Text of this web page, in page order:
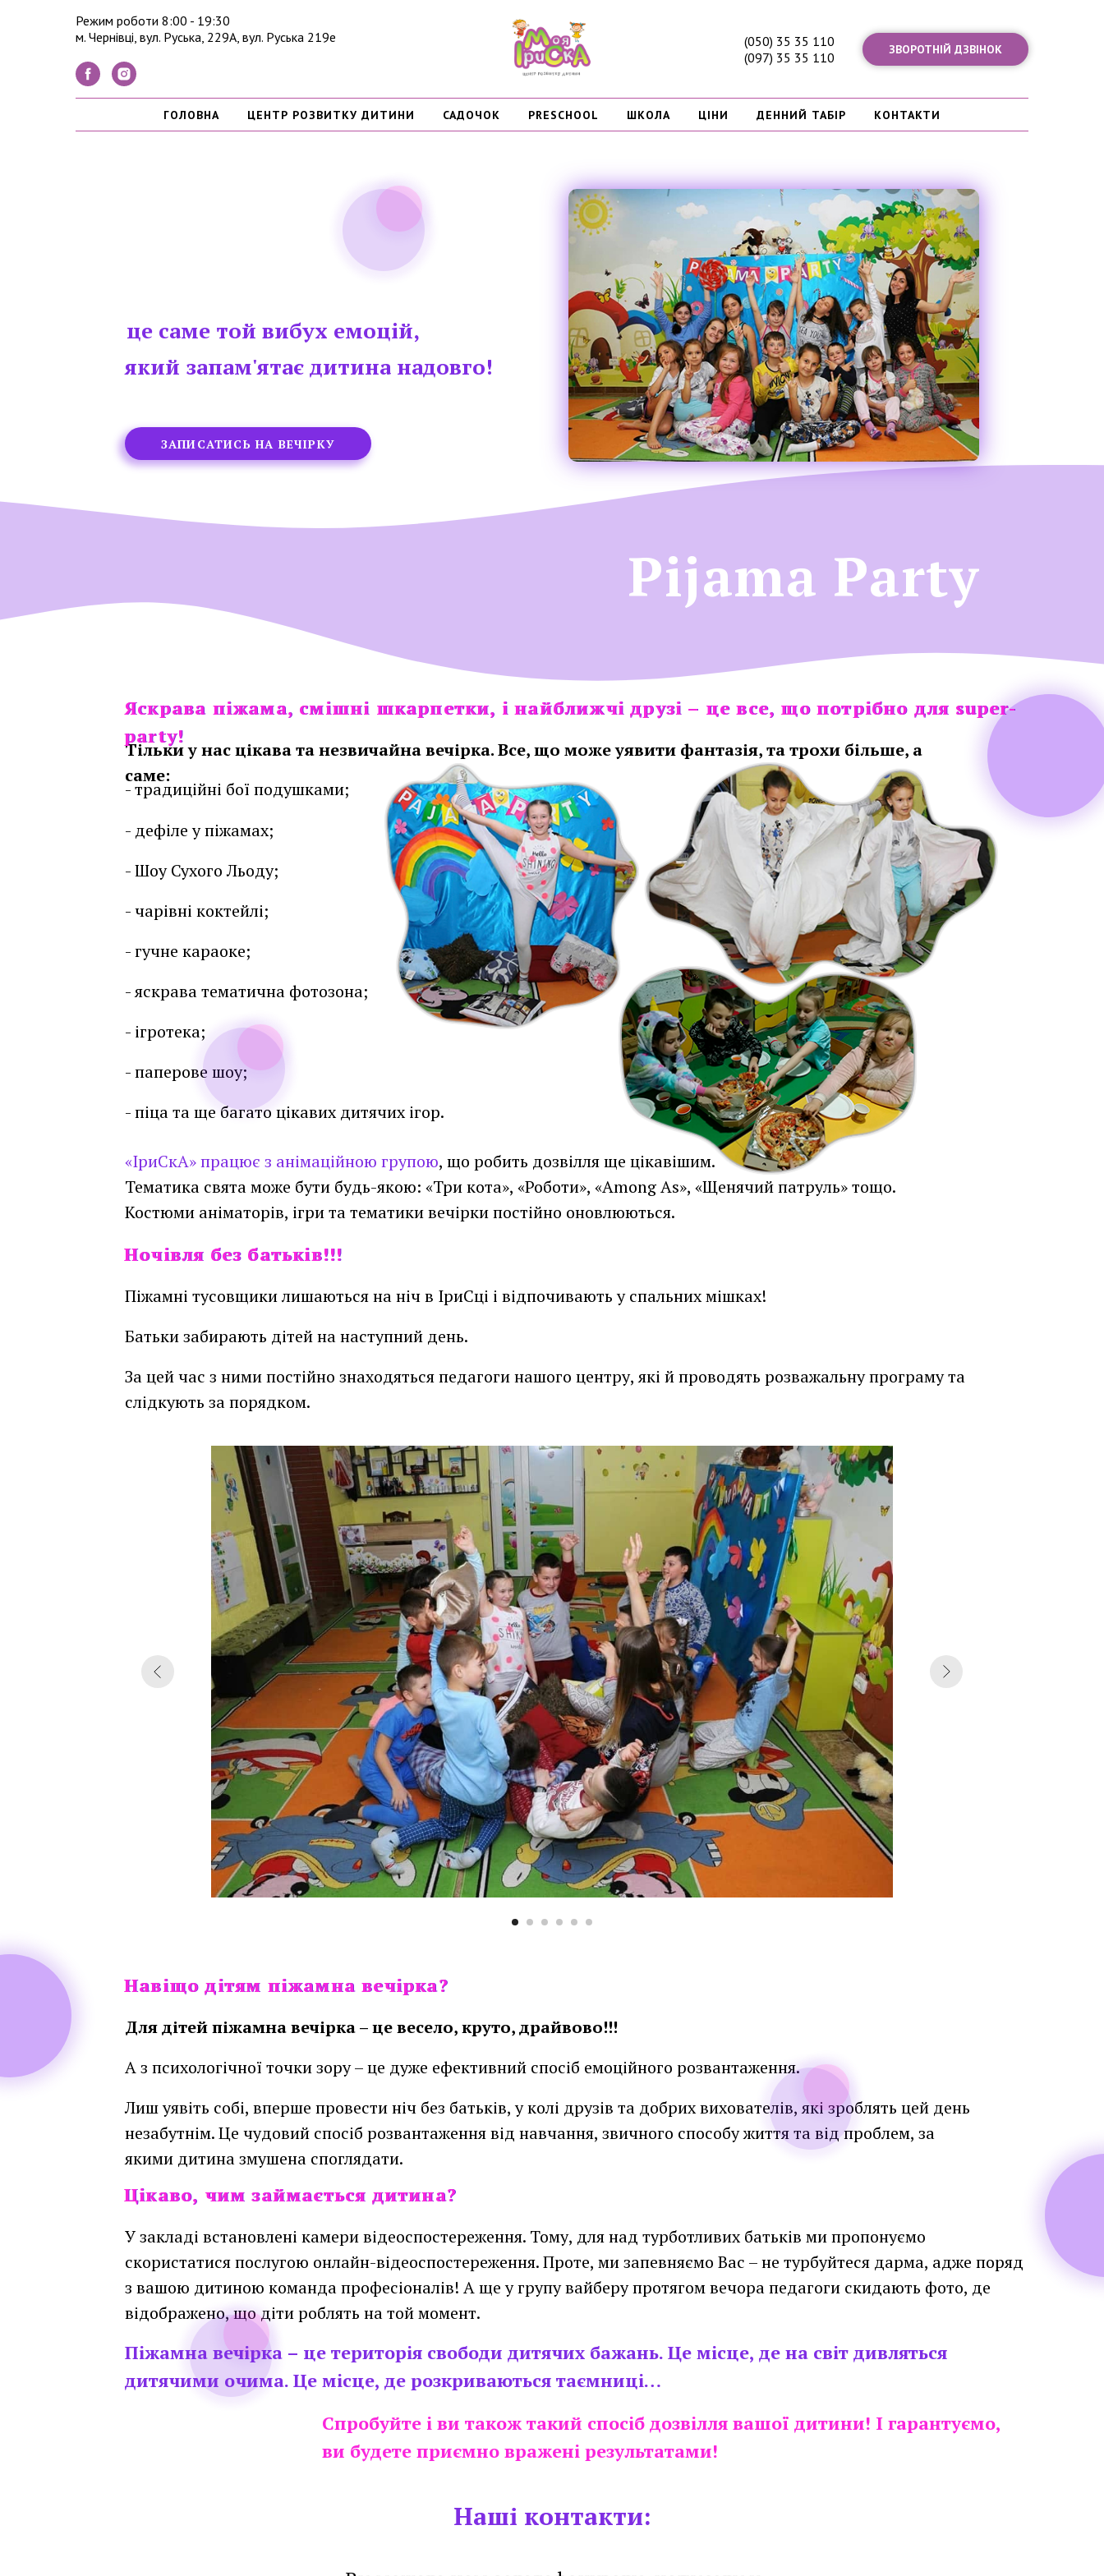
Режим роботи 8:00 - 19:30
м. Чернівці, вул. Руська, 229А, вул. Руська 219е
(050) 35 35 110
(097) 35 35 110
ЗВОРОТНІЙ ДЗВІНОК
ГОЛОВНА ЦЕНТР РОЗВИТКУ ДИТИНИ САДОЧОК PRESCHOOL ШКОЛА ЦІНИ ДЕННИЙ ТАБІР КОНТАКТИ
Pijama Party
це саме той вибух емоцій,
який запам'ятає дитина надовго!
ЗАПИСАТИСЬ НА ВЕЧІРКУ
- Шоу Сухого Льоду;
- чарівні коктейлі;
- гучне караоке;
- яскрава тематична фотозона;
- ігротека;
- паперове шоу;
- піца та ще багато цікавих дитячих ігор.
«ІриСкА» працює з анімаційною групою, що робить дозвілля ще цікавішим.
Тематика свята може бути будь-якою: «Три кота», «Роботи», «Among As», «Щенячий патруль» тощо.
Костюми аніматорів, ігри та тематики вечірки постійно оновлюються.
Яскрава піжама, смішні шкарпетки, і найближчі друзі – це все, що потрібно для super-
party!
Тільки у нас цікава та незвичайна вечірка. Все, що може уявити фантазія, та трохи більше, а
саме:
- традиційні бої подушками;
- дефіле у піжамах;
Яскрава піжама, смішні шкарпетки, і найближчі друзі – це все, що потрібно для super-
party!
Ночівля без батьків!!!
Піжамні тусовщики лишаються на ніч в ІриСці і відпочивають у спальних мішках!
Батьки забирають дітей на наступний день.
За цей час з ними постійно знаходяться педагоги нашого центру, які й проводять розважальну програму та
слідкують за порядком.
Ночівля без батьків!!!
Навіщо дітям піжамна вечірка?
А з психологічної точки зору – це дуже ефективний спосіб емоційного розвантаження.
Лиш уявіть собі, вперше провести ніч без батьків, у колі друзів та добрих вихователів, які зроблять цей день
незабутнім. Це чудовий спосіб розвантаження від навчання, звичного способу життя та від проблем, за
якими дитина змушена споглядати.
Для дітей піжамна вечірка – це весело, круто, драйвово!!!
Навіщо дітям піжамна вечірка?
Цікаво, чим займається дитина?
У закладі встановлені камери відеоспостереження. Тому, для над турботливих батьків ми пропонуємо
скористатися послугою онлайн-відеоспостереження. Проте, ми запевняємо Вас – не турбуйтеся дарма, адже поряд
з вашою дитиною команда професіоналів! А ще у групу вайберу протягом вечора педагоги скидають фото, де
відображено, що діти роблять на той момент.
Цікаво, чим займається дитина?
Піжамна вечірка – це територія свободи дитячих бажань. Це місце, де на світ дивляться
дитячими очима. Це місце, де розкриваються таємниці…
Спробуйте і ви також такий спосіб дозвілля вашої дитини! І гарантуємо,
ви будете приємно вражені результатами!
Наші контакти: